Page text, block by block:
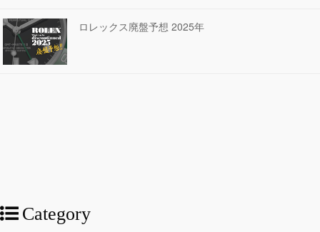
ロレックス廃盤予想 2025年
Category